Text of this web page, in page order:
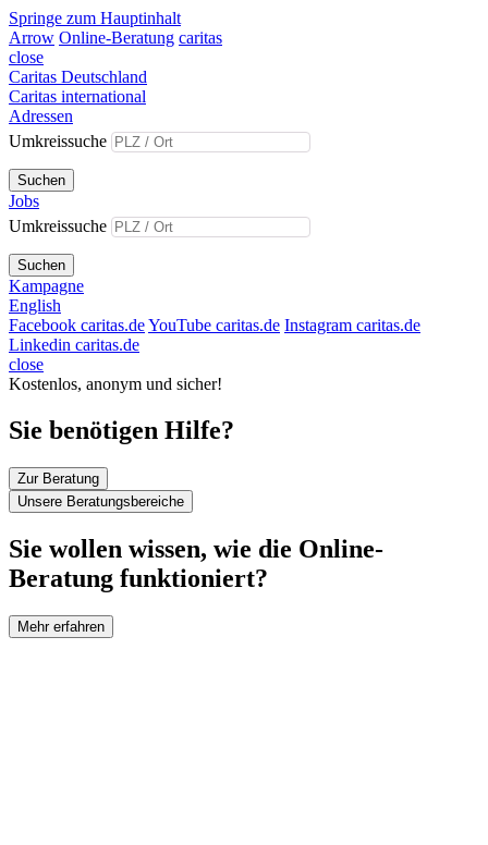
Springe zum Hauptinhalt
Arrow Online-Beratung caritas
close
Caritas Deutschland
Caritas international
Adressen
Umkreissuche
Suchen
Jobs
Umkreissuche
Suchen
Kampagne
English
Facebook caritas.deYouTube caritas.de Instagram caritas.de
Linkedin caritas.de
close
Kostenlos, anonym und sicher!
Sie benötigen Hilfe?
Zur Beratung
Unsere Beratungsbereiche
Sie wollen wissen, wie die Online-
Beratung funktioniert?
Mehr erfahren